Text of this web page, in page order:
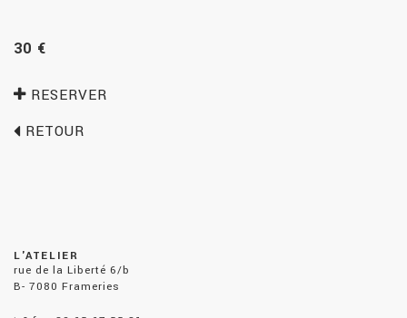
30 €
RESERVER
RETOUR
L'ATELIER
rue de la Liberté 6/b
B- 7080 Frameries